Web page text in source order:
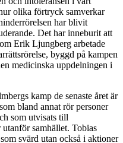
olika förtryck samverkar
har blivit
Det har inneburit att
Erik Ljungberg arbetade
byggd på kampen
medicinska uppdelningen i
kamp de senaste året är
bland annat rör personer
som utvisats till
samhället. Tobias
svärd utan också i aktioner